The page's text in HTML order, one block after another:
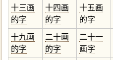
十三画
的字
十四画
的字
十五画
的字
十九画
的字
二十画
的字
二十一
画字